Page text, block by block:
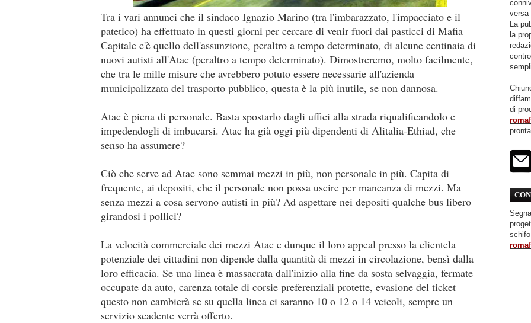
Tra i vari annunci che il sindaco Ignazio Marino (tra l'imbarazzato, l'impacciato e il
patetico) ha effettuato in questi giorni per cercare di venir fuori dai pasticci di Mafia
Capitale c'è quello dell'assunzione, peraltro a tempo determinato, di alcune centinaia di
nuovi autisti all'Atac (peraltro a tempo determinato). Dimostreremo, molto facilmente,
che tra le mille misure che avrebbero potuto essere necessarie all'azienda
municipalizzata del trasporto pubblico, questa è la più inutile, se non dannosa.
Atac è piena di personale. Basta spostarlo dagli uffici alla strada riqualificandolo e
impedendogli di imbucarsi. Atac ha già oggi più dipendenti di Alitalia-Ethiad, che
senso ha assumere?
Ciò che serve ad Atac sono semmai mezzi in più, non personale in più. Capita di
frequente, ai depositi, che il personale non possa uscire per mancanza di mezzi. Ma
senza mezzi a cosa servono autisti in più? Ad aspettare nei depositi qualche bus libero
girandosi i pollici?
La velocità commerciale dei mezzi Atac e dunque il loro appeal presso la clientela
potenziale dei cittadini non dipende dalla quantità di mezzi in circolazione, bensì dalla
loro efficacia. Se una linea è massacrata dall'inizio alla fine da sosta selvaggia, fermate
occupate da auto, carenza totale di corsie preferenziali protette, evasione del ticket
questo non cambierà se su quella linea ci saranno 10 o 12 o 14 veicoli, sempre un
servizio scadente verrà offerto.
versa
La
la
di